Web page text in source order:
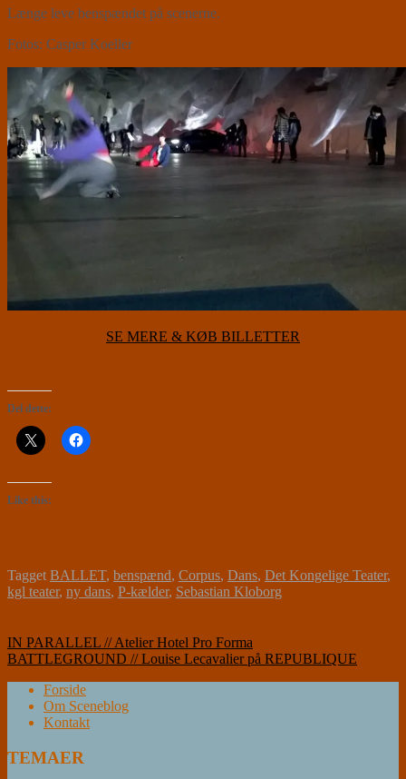
Længe leve benspændet på scenerne.
Fotos: Casper Koeller
SE MERE & KØB BILLETTER
Del dette:
Like this:
TaggetBALLET, benspænd, Corpus, Dans, Det Kongelige Teater,
kgl teater, ny dans, P-kælder, Sebastian Kloborg
Indlægsnavigation
IN PARALLEL // Atelier Hotel Pro Forma
BATTLEGROUND // Louise Lecavalier på REPUBLIQUE
Forside
Om Sceneblog
Kontakt
TEMAER